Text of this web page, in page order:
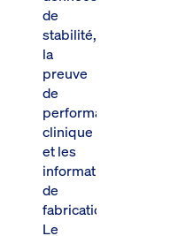
de
stabilité,
la
preuve
de
performance
clinique
et les
informations
de
fabrication.
Le